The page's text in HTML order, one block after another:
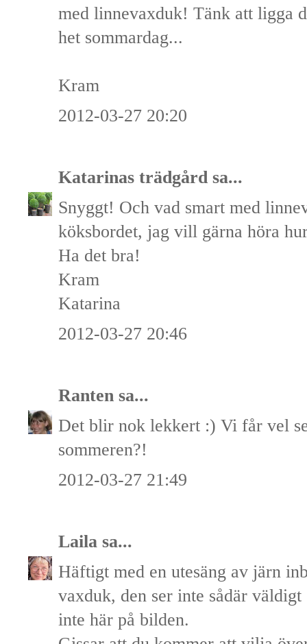
med linnevaxduk! Tänk att ligga
het sommardag...
Kram
2012-03-27 20:20
Katarinas trädgård sa...
Snyggt! Och vad smart med
köksbordet, jag vill gärna höra
Ha det bra!
Kram
Katarina
2012-03-27 20:46
Ranten sa...
Det blir nok lekkert :) Vi får vel
sommeren?!
2012-03-27 21:49
Laila sa...
Häftigt med en utesäng av järn
vaxduk, den ser inte sådär
inte här på bilden.